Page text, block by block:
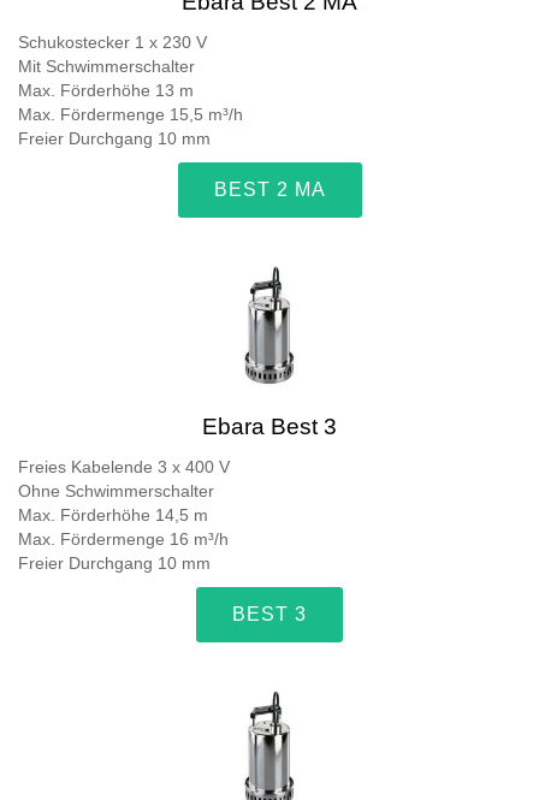
Schukostecker 1 x 230 V
Mit Schwimmerschalter
Max. Förderhöhe 13 m
Max. Fördermenge 15,5 m³/h
Freier Durchgang 10 mm
BEST 2 MA
Ebara Best 3
Freies Kabelende 3 x 400 V
Ohne Schwimmerschalter
Max. Förderhöhe 14,5 m
Max. Fördermenge 16 m³/h
Freier Durchgang 10 mm
BEST 3